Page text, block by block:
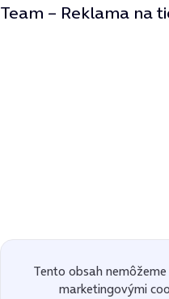
Team – Reklama na
Tento obsah
marketingovými